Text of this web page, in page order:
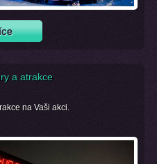
a atrakce
na Vaši akci.